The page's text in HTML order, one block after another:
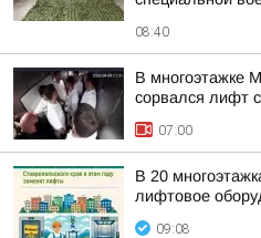
08:40
В многоэтажке
сорвался лифт
07:00
В 20
лифтовое
09:08